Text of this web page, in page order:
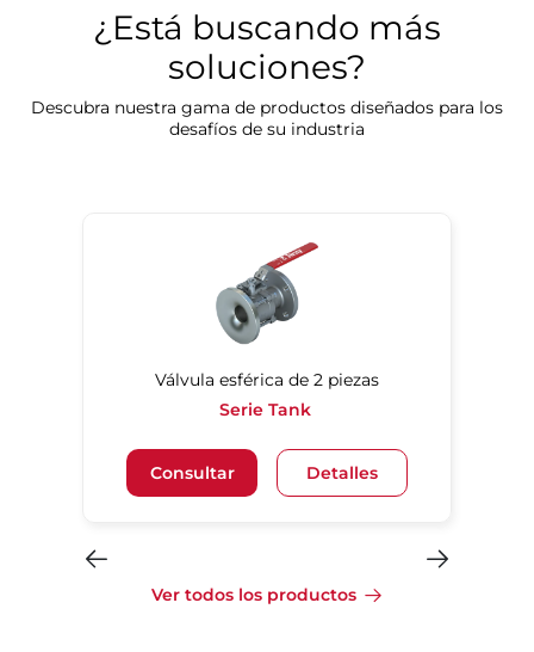
¿Está buscando más
soluciones?
Descubra nuestra gama de productos diseñados para los
desafíos de su industria
Válvula esférica de 2 piezas
Serie Tank
Consultar Detalles
Ver todos los productos